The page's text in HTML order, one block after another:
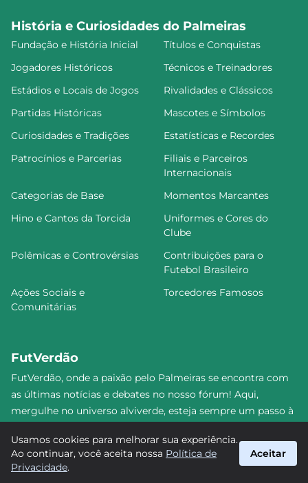
História e Curiosidades do Palmeiras
Fundação e História Inicial
Títulos e Conquistas
Jogadores Históricos
Técnicos e Treinadores
Estádios e Locais de Jogos
Rivalidades e Clássicos
Partidas Históricas
Mascotes e Símbolos
Curiosidades e Tradições
Estatísticas e Recordes
Patrocínios e Parcerias
Filiais e Parceiros
Internacionais
Categorias de Base
Momentos Marcantes
Hino e Cantos da Torcida
Uniformes e Cores do
Clube
Polêmicas e Controvérsias
Contribuições para o
Futebol Brasileiro
Ações Sociais e
Comunitárias
Torcedores Famosos
FutVerdão
FutVerdão, onde a paixão pelo Palmeiras se encontra com
as últimas notícias e debates no nosso fórum! Aqui,
mergulhe no universo alviverde, esteja sempre um passo à
comunidade. Junte-se a nós nesta jornada emocionante!
#Palmeiras #FutVerdão
Usamos cookies para melhorar sua experiência.
Ao continuar, você aceita nossa Política de
Privacidade.
Aceitar